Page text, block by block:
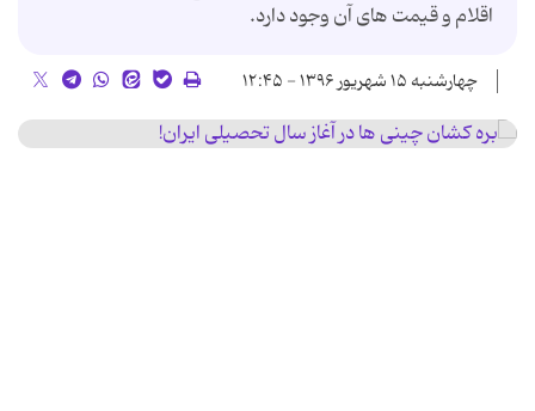
اقلام و قیمت های آن وجود دارد.
چهارشنبه ۱۵ شهریور ۱۳۹۶ - ۱۲:۴۵